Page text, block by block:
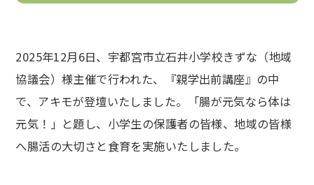
2025年12月6日、宇都宮市立石井小学校きずな（地域
協議会）様主催で行われた、『親学出前講座』の中
で、アキモが登壇いたしました。「腸が元気なら体は
元気！」と題し、小学生の保護者の皆様、地域の皆様
へ腸活の大切さと食育を実施いたしました。